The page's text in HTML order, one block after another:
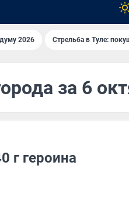
2026 Стрельба в Туле:
за 6
г героина